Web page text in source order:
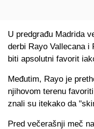
U predgrađu Madrida
derbi Rayo Vallecana i
biti apsolutni favorit
Međutim, Rayo je
njihovom terenu
znali su itekako da
Pred večerašnji meč